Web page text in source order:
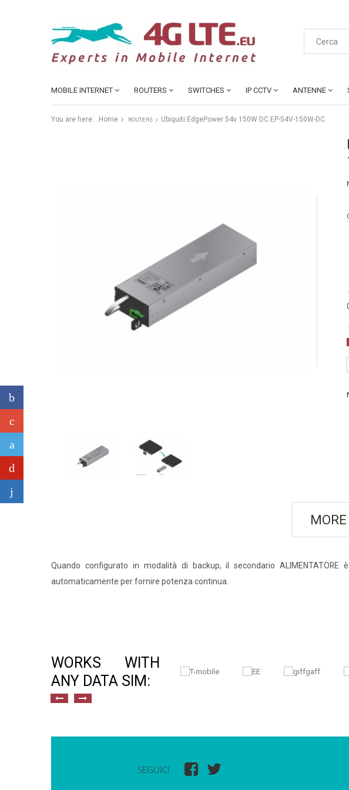
MOBILE INTERNET ROUTERS SWITCHES IP CCTV ANTENNE
You are here: Home ROUTERS Ubiquiti EdgePower 54v 150W DC EP-54V-150W-DC
Quando configurato in modalità di backup, il secondario
automaticamente per fornire potenza continua.
WORKS WITH
ANY DATA SIM:
SEGUICI